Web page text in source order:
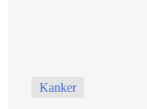
Kanker